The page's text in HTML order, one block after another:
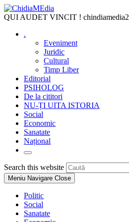
Skip
to
QUI AUDET VINCIT !
.
Eveniment
Juridic
Cultural
Timp Liber
Editorial
PSIHOLOG
De la cititori
NU-ȚI UITA ISTORIA
Social
Economic
Sanatate
Național
Toggle
website
search
Search this website
Meniu Navigare Close
Politic
Social
Sanatate